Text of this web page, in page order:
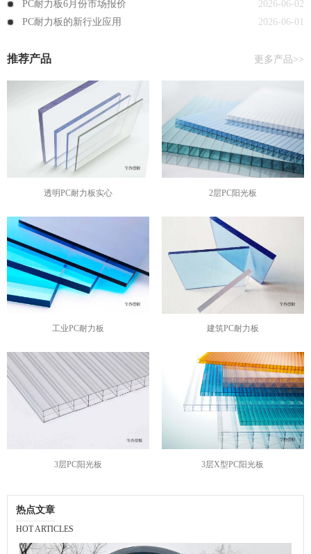
PC耐力板6月份市场报价
2026-06-02
PC耐力板的新行业应用
2026-06-01
推荐产品 更多产品>>
透明PC耐力板实心 2层PC阳光板
工业PC耐力板 建筑PC耐力板
3层PC阳光板 3层X型PC阳光板
热点文章
HOT ARTICLES